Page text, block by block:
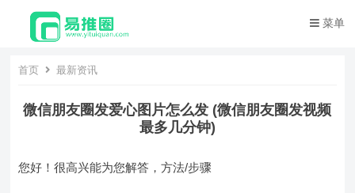
菜单
首页 最新资讯
微信朋友圈发爱心图片怎么发 (微信朋友圈发视频
最多几分钟)
您好！很高兴能为您解答，方法/步骤